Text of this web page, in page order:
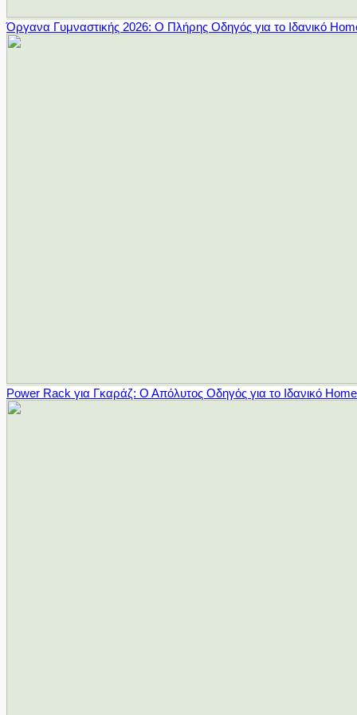
Όργανα Γυμναστικής 2026: Ο Πλήρης Οδηγός για το Ιδανικό
Power Rack για Γκαράζ: Ο Απόλυτος Οδηγός για το Ιδανικό